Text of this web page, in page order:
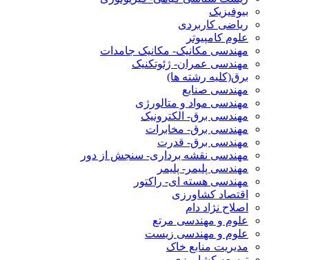
بیوفیزیک
ریاضی کاربردی
علوم کامپیوتر
مهندسی مکانیک- مکانیک جامدات
مهندسی عمران- ژئوتکنیک
برق(کلیه رشته ها)
مهندسی صنایع
مهندسی مواد و متالورژی
مهندسی برق- الکترونیک
مهندسی برق- مخابرات
مهندسی برق- قدرت
مهندسی نقشه برداری- سنجش از دور
مهندسی پلیمر- پلیمر
مهندسی هسته ای- راکتور
اقتصاد کشاورزی
اصلاح نژاد دام
علوم و مهندسی مرتع
علوم و مهندسی زیست
مدیریت منابع خاک